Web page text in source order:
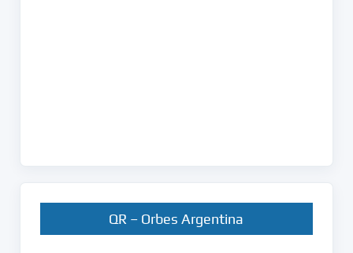
QR – Orbes Argentina